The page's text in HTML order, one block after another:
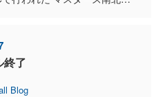
終了
Blog